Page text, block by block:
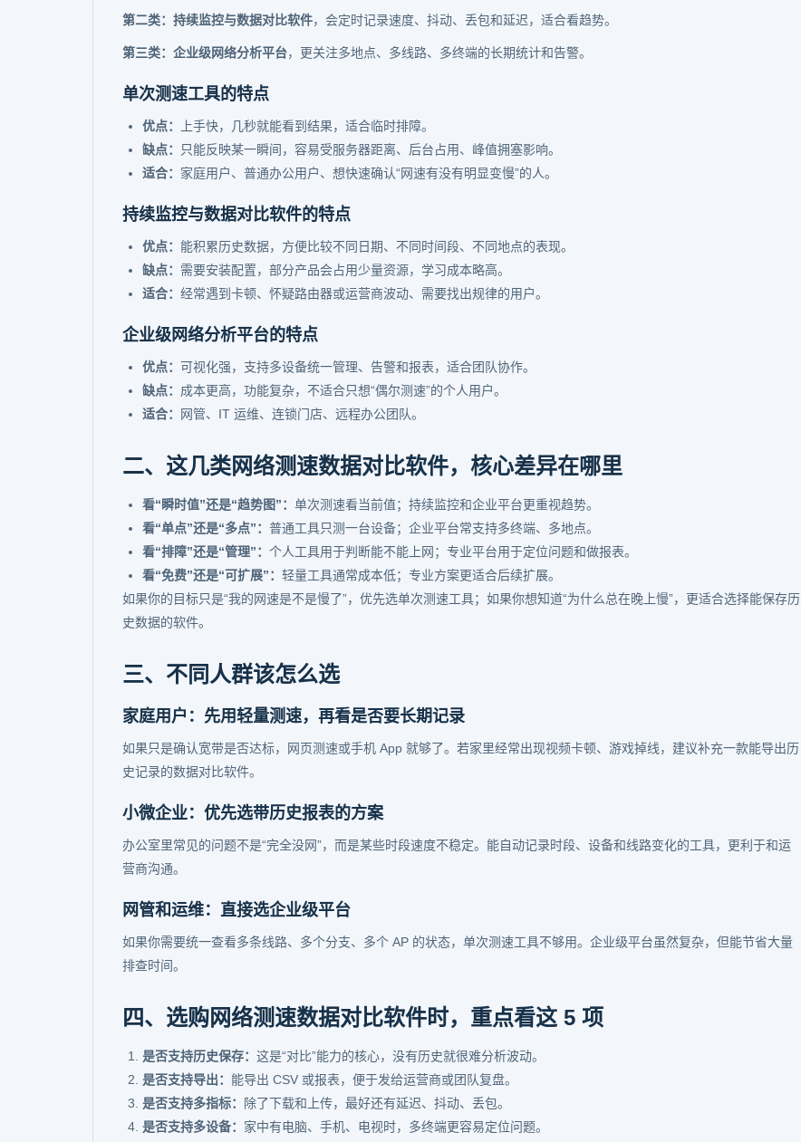
第二类：持续监控与数据对比软件，会定时记录速度、抖动、丢包和延迟，适合看趋势。
第三类：企业级网络分析平台，更关注多地点、多线路、多终端的长期统计和告警。
单次测速工具的特点
优点：
上手快，几秒就能看到结果，适合临时排障。
缺点：
只能反映某一瞬间，容易受服务器距离、后台占用、峰值拥塞影响。
适合： 家庭用户、普通办公用户、想快速确认“网速有没有明显变慢”的人。
持续监控与数据对比软件的特点
优点： 能积累历史数据，方便比较不同日期、不同时间段、不同地点的表现。
缺点： 需要安装配置，部分产品会占用少量资源，学习成本略高。
适合： 经常遇到卡顿、怀疑路由器或运营商波动、需要找出规律的用户。
企业级网络分析平台的特点
优点： 可视化强，支持多设备统一管理、告警和报表，适合团队协作。
缺点： 成本更高，功能复杂，不适合只想“偶尔测速”的个人用户。
适合：
网管、IT 运维、连锁门店、远程办公团队。
二、这几类网络测速数据对比软件，核心差异在哪里
看“瞬时值”还是“趋势图”： 单次测速看当前值；持续监控和企业平台更重视趋势。
看“单点”还是“多点”： 普通工具只测一台设备；企业平台常支持多终端、多地点。
看“排障”还是“管理”： 个人工具用于判断能不能上网；专业平台用于定位问题和做报表。
看“免费”还是“可扩展”： 轻量工具通常成本低；专业方案更适合后续扩展。
如果你的目标只是“我的网速是不是慢了”，优先选单次测速工具；如果你想知道“为什么总在晚上慢”，更适合选择能保存历
史数据的软件。
三、不同人群该怎么选
家庭用户：先用轻量测速，再看是否要长期记录
如果只是确认宽带是否达标，网页测速或手机 App 就够了。若家里经常出现视频卡顿、游戏掉线，建议补充一款能导出历
史记录的数据对比软件。
小微企业：优先选带历史报表的方案
办公室里常见的问题不是“完全没网”，而是某些时段速度不稳定。能自动记录时段、设备和线路变化的工具，更利于和运
营商沟通。
网管和运维：直接选企业级平台
如果你需要统一查看多条线路、多个分支、多个 AP 的状态，单次测速工具不够用。企业级平台虽然复杂，但能节省大量
排查时间。
四、选购网络测速数据对比软件时，重点看这 5 项
是否支持历史保存： 这是“对比”能力的核心，没有历史就很难分析波动。
是否支持导出： 能导出 CSV 或报表，便于发给运营商或团队复盘。
是否支持多指标：
除了下载和上传，最好还有延迟、抖动、丢包。
是否支持多设备： 家中有电脑、手机、电视时，多终端更容易定位问题。